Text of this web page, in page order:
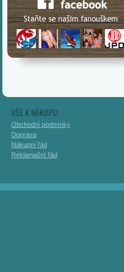
VŠE K NÁKUPU:
Obchodní podmínky
Doprava
Nákupní řád
Reklamační řád